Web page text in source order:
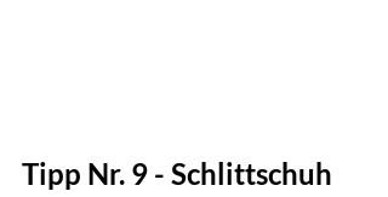
Tipp Nr. 9 - Schlittschuh